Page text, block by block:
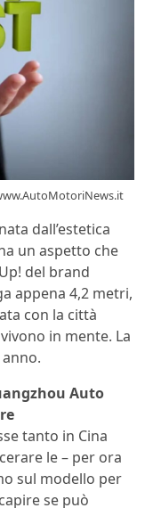
dall’estetica
un aspetto che
del brand
appena 4,2 metri,
con la città
in mente. La
Auto
tanto in Cina
le – per ora
sul modello per
se può